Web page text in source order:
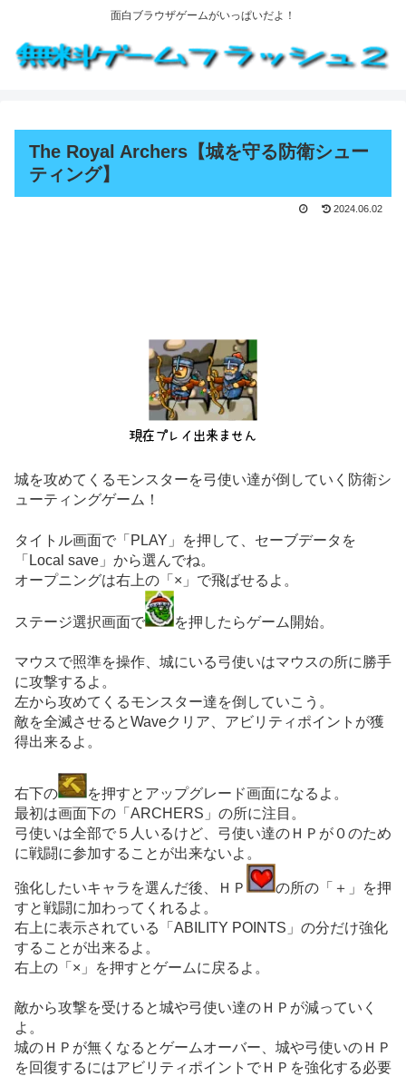
面白ブラウザゲームがいっぱいだよ！
The Royal Archers【城を守る防衛シュー
ティング】
2024.06.02
城を攻めてくるモンスターを弓使い達が倒していく防衛シ
ューティングゲーム！
タイトル画面で「PLAY」を押して、セーブデータを
「Local save」から選んでね。
オープニングは右上の「×」で飛ばせるよ。
ステージ選択画面で を押したらゲーム開始。
マウスで照準を操作、城にいる弓使いはマウスの所に勝手
に攻撃するよ。
左から攻めてくるモンスター達を倒していこう。
敵を全滅させるとWaveクリア、アビリティポイントが獲
得出来るよ。
右下の
を押すとアップグレード画面になるよ。
最初は画面下の「ARCHERS」の所に注目。
弓使いは全部で５人いるけど、弓使い達のＨＰが０のため
に戦闘に参加することが出来ないよ。
強化したいキャラを選んだ後、ＨＰ
の所の「＋」を押
すと戦闘に加わってくれるよ。
右上に表示されている「ABILITY POINTS」の分だけ強化
することが出来るよ。
右上の「×」を押すとゲームに戻るよ。
敵から攻撃を受けると城や弓使い達のＨＰが減っていく
よ。
城のＨＰが無くなるとゲームオーバー、城や弓使いのＨＰ
を回復するにはアビリティポイントでＨＰを強化する必要